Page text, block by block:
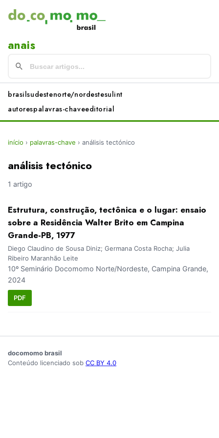
anais
brasilsudestenorte/nordestesulint
autorespalavras-chaveeditorial
início › palavras-chave › análisis tectónico
análisis tectónico
1 artigo
Estrutura, construção, tectônica e o lugar: ensaio
sobre a Residência Walter Brito em Campina
Grande-PB, 1977
Diego Claudino de Sousa Diniz; Germana Costa Rocha; Julia
Ribeiro Maranhão Leite
10º Seminário Docomomo Norte/Nordeste, Campina Grande,
2024
PDF
docomomo brasil
Conteúdo licenciado sob CC BY 4.0